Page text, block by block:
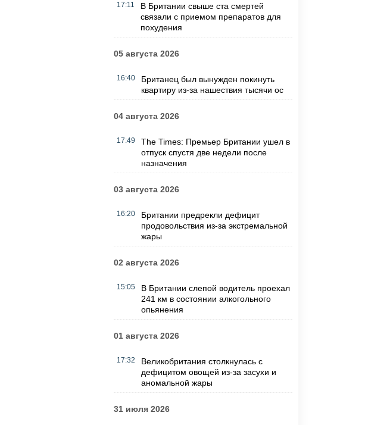
17:11
В Британии свыше ста смертей
связали с приемом препаратов для
похудения
05 августа 2026
16:40
Британец был вынужден покинуть
квартиру из-за нашествия тысячи ос
04 августа 2026
17:49
The Times: Премьер Британии ушел в
отпуск спустя две недели после
назначения
03 августа 2026
16:20
Британии предрекли дефицит
продовольствия из-за экстремальной
жары
02 августа 2026
15:05
В Британии слепой водитель проехал
241 км в состоянии алкогольного
опьянения
01 августа 2026
17:32
Великобритания столкнулась с
дефицитом овощей из-за засухи и
аномальной жары
31 июля 2026